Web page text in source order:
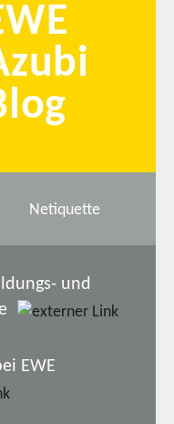
Netiquette
und
EWE